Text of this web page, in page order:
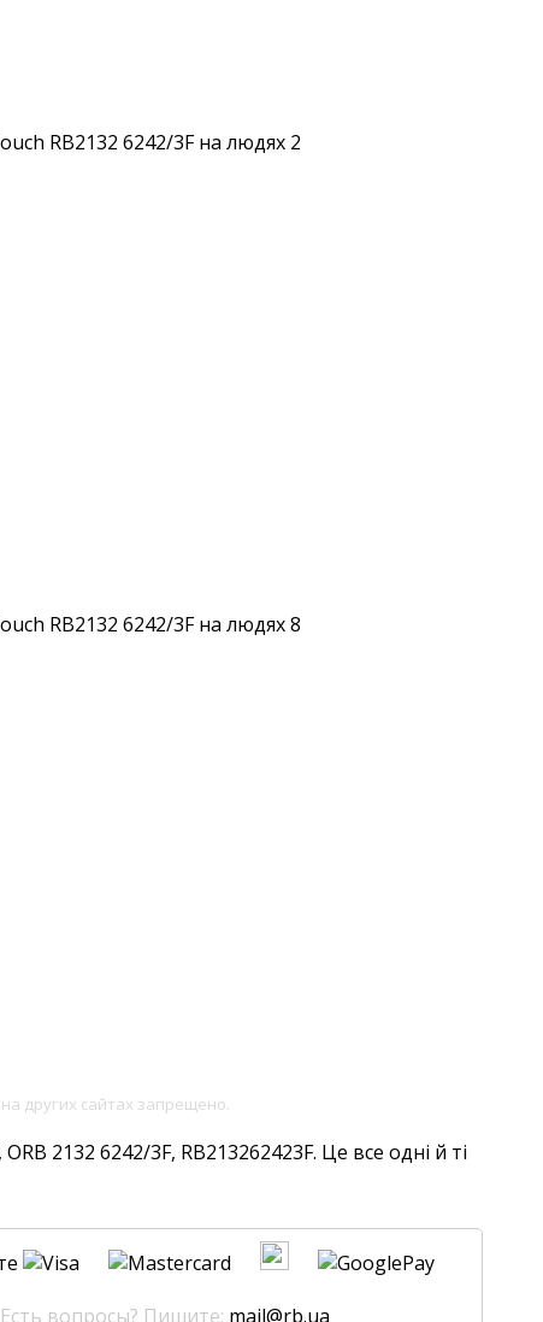
других сайтах запрещено.
2132 6242/3F, RB213262423F. Це все одні й ті
вопросы? Пишите: mail@rb.ua